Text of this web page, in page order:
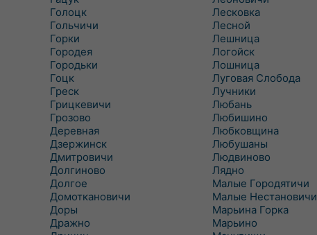
Голоцк
Гольчичи
Горки
Городея
Городьки
Гоцк
Греск
Грицкевичи
Грозово
Деревная
Дзержинск
Дмитровичи
Долгиново
Долгое
Домоткановичи
Доры
Дражно
Лесковка
Лесной
Лешница
Логойск
Лошница
Луговая Слобода
Лучники
Любань
Любишино
Любковщина
Любушаны
Людвиново
Лядно
Малые Городятичи
Малые Нестановичи
Марьина Горка
Марьино